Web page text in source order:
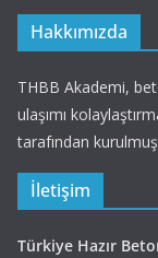
Hakkımızda
THBB Akademi,
ulaşımı
tarafından
İletişim
Türkiye Hazır